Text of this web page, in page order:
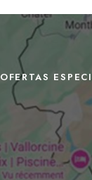
OFERTAS